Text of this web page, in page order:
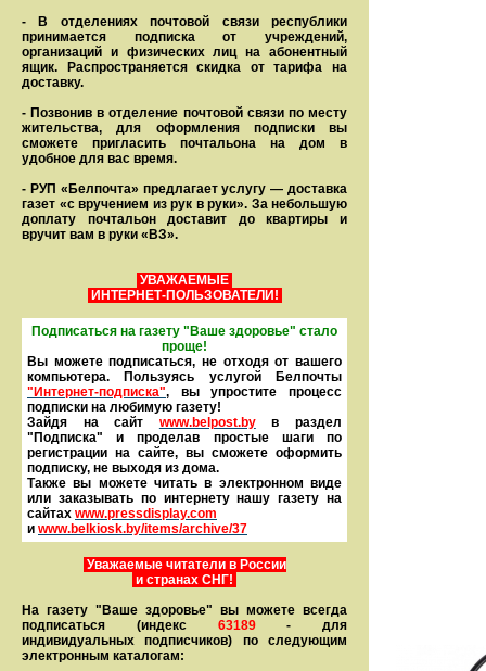
- В отделениях почтовой связи рес­пуб­лики
принимается подписка от учреждений,
организаций и фи­зи­ческих лиц на абонентный
ящик. Распространяется скидка от тарифа на
доставку.
- Позвонив в отделение почтовой связи по месту
жительства, для оформления подписки вы
сможете пригласить почтальона на дом в
удобное для вас время.
- РУП «Белпочта» предлагает услугу — доставка
газет «с вручением из рук в руки». За небольшую
доплату почтальон доставит до квартиры и
вручит вам в руки «ВЗ».
УВАЖАЕМЫЕ
ИНТЕРНЕТ-ПОЛЬЗОВАТЕЛИ!
Подписаться на газету "Ваше здоровье" стало
проще!
Вы можете подписаться, не отходя от вашего
компьютера. Пользуясь услугой Белпочты
"Интернет-подписка", вы упростите процесс
подписки на любимую газету!
Зайдя на сайт www.belpost.by
в раздел
"Подписка" и проделав простые шаги по
регистрации на сайте, вы сможете оформить
под­писку, не выходя из дома.
Также вы можете читать в элек­тронном виде
или заказывать по интернету нашу газету на
сайтах www.pressdisplay.com
и www.belkiosk.by/items/archive/37
Уважаемые читатели в России
и странах СНГ!
На газету "Ваше здоровье" вы можете всегда
подписаться (индекс 63189- для
индивидуальных подписчиков) по следующим
электронным каталогам: